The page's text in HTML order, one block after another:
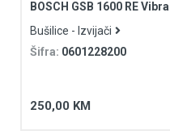
BOSCH GSB 1600 RE
Bušilice - Izvijači
Šifra: 0601228200
250,00 KM